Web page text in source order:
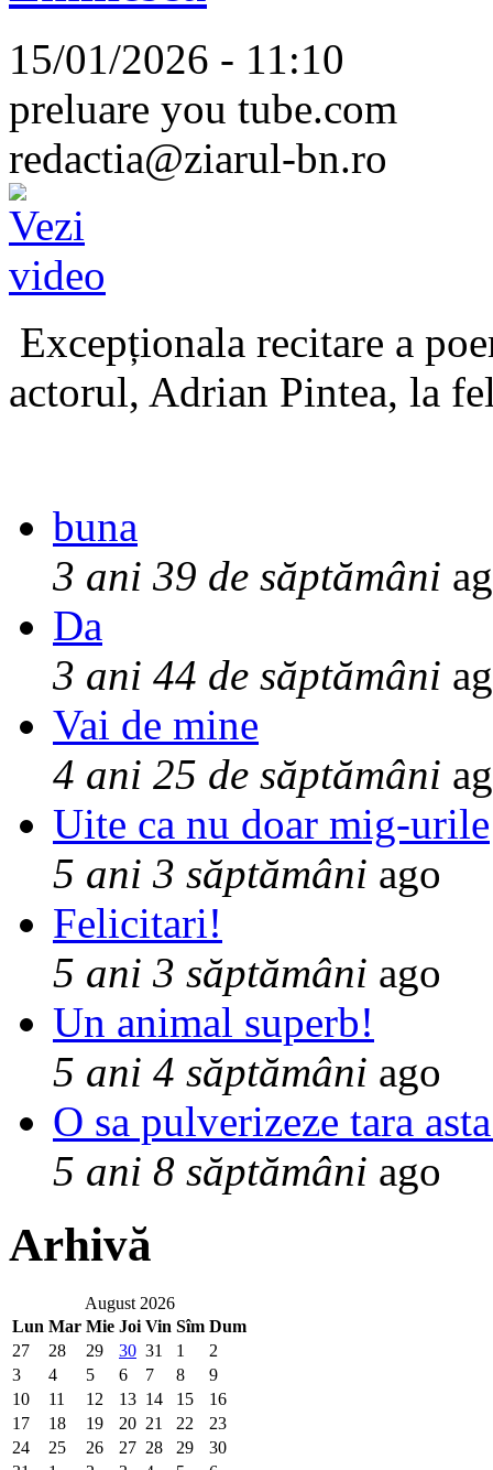
15/01/2026 - 11:10
preluare you tube.com
redactia@ziarul-bn.ro
Excepționala recitare a
actorul, Adrian Pintea, la
buna
3 ani 39 de săptămâni
Da
3 ani 44 de săptămâni
Vai de mine
4 ani 25 de săptămâni
Uite ca nu doar mig-urile
5 ani 3 săptămâni ago
Felicitari!
5 ani 3 săptămâni ago
Un animal superb!
5 ani 4 săptămâni ago
O sa pulverizeze tara
5 ani 8 săptămâni ago
Arhivă
August 2026
Lun Mar Mie Joi Vin Sîm Dum
27
28 29 30 31 1
2
3
4 5 6 7 8
9
10
11 12 13 14 15
16
17
18 19 20 21 22
23
24
25 26 27 28 29
30